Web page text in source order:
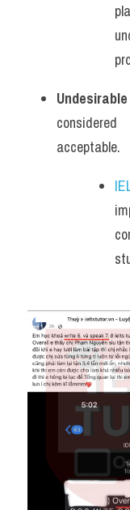
acceptable.